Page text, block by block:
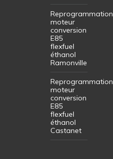
Reprogrammation
moteur
conversion
E85
flexfuel
éthanol
Ramonville
Reprogrammation
moteur
conversion
E85
flexfuel
éthanol
Castanet